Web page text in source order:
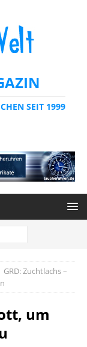
SEIT 1999
GRD: Zuchtlachs –
um